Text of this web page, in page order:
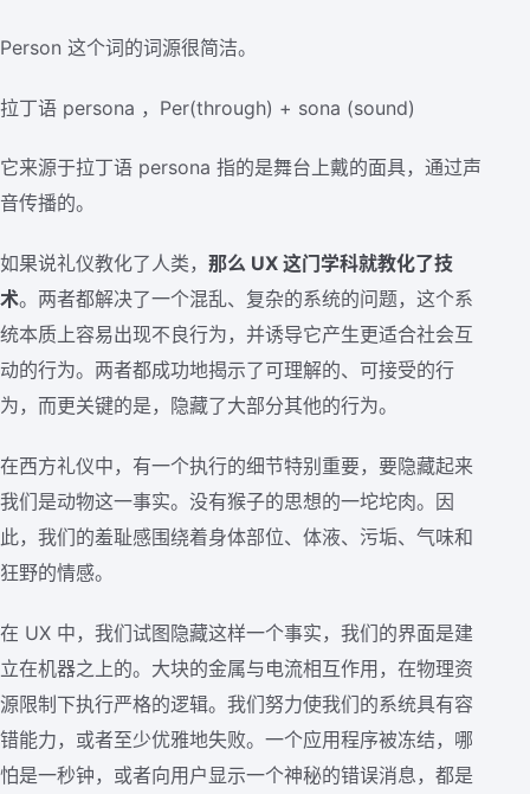
Person 这个词的词源很简洁。
拉丁语 persona ，Per(through) + sona (sound)
它来源于拉丁语 persona 指的是舞台上戴的面具，通过声
音传播的。
如果说礼仪教化了人类， 那么 UX 这门学科就教化了技
术。两者都解决了一个混乱、复杂的系统的问题，这个系
统本质上容易出现不良行为，并诱导它产生更适合社会互
动的行为。两者都成功地揭示了可理解的、可接受的行
为，而更关键的是，隐藏了大部分其他的行为。
在西方礼仪中，有一个执行的细节特别重要，要隐藏起来
我们是动物这一事实。没有猴子的思想的一坨坨肉。因
此，我们的羞耻感围绕着身体部位、体液、污垢、气味和
狂野的情感。
在 UX 中，我们试图隐藏这样一个事实，我们的界面是建
立在机器之上的。大块的金属与电流相互作用，在物理资
源限制下执行严格的逻辑。我们努力使我们的系统具有容
错能力，或者至少优雅地失败。一个应用程序被冻结，哪
怕是一秒钟，或者向用户显示一个神秘的错误消息，都是